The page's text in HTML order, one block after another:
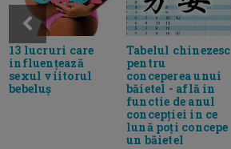
13 lucruri care
influențează
sexul viitorul
bebeluș
Tabelul chinezesc
pentru
conceperea unui
băietel - află in
functie de anul
concepției in ce
lună poți concepe
un băietel